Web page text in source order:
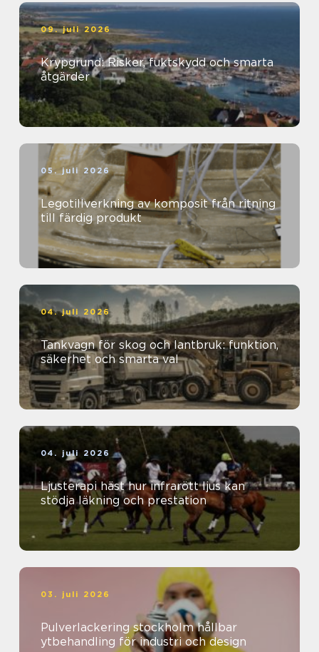
09. juli 2026
Krypgrund: Risker, fuktskydd och smarta
åtgärder
05. juli 2026
Legotillverkning av komposit från ritning
till färdig produkt
04. juli 2026
Tankvagn för skog och lantbruk: funktion,
säkerhet och smarta val
04. juli 2026
Ljusterapi häst hur infrarött ljus kan
stödja läkning och prestation
03. juli 2026
Pulverlackering stockholm hållbar
ytbehandling för industri och design